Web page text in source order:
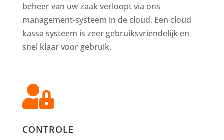
beheer van uw zaak verloopt via ons
management-systeem in de cloud. Een cloud
kassa systeem is zeer gebruiksvriendelijk en
snel klaar voor gebruik.

CONTROLE